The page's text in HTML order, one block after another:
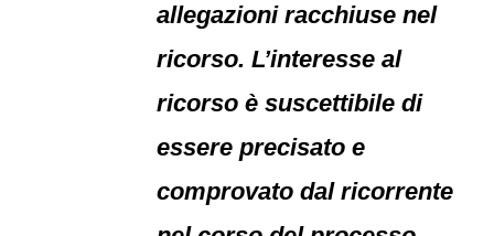
allegazioni racchiuse nel
ricorso. L’interesse al
ricorso è suscettibile di
essere precisato e
comprovato dal ricorrente